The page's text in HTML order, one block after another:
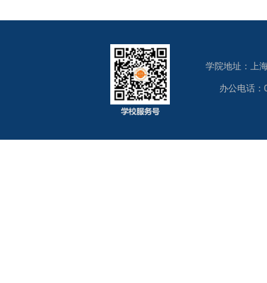
学院地址：上
办公电话：